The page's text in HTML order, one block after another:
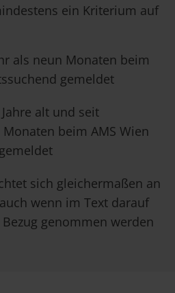
ein Kriterium auf
als neun Monaten beim
gemeldet
alt und seit
beim AMS Wien
sich gleichermaßen an
wenn im Text darauf
genommen werden